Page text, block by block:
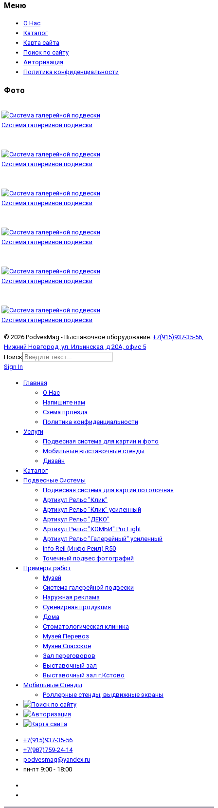
Меню
О Нас
Каталог
Карта сайта
Поиск по сайту
Авторизация
Политика конфиденциальности
Фото
Система галерейной подвески
Система галерейной подвески
Система галерейной подвески
Система галерейной подвески
Система галерейной подвески
Система галерейной подвески
© 2026 PodvesMag - Выставочное оборудование. +7(915)937-35-56,
Нижний Новгород, ул. Ильинская, д 20А, офис 5
Поиск
Sign In
Главная
О Нас
Напишите нам
Схема проезда
Политика конфиденциальности
Услуги
Подвесная система для картин и фото
Мобильные выставочные стенды
Дизайн
Каталог
Подвесные Системы
Подвесная система для картин потолочная
Артикул Рельс "Клик"
Артикул Рельс "Клик" усиленный
Артикул Рельс "ДЕКО"
Артикул Рельс "КОМБИ" Pro Light
Артикул Рельс "Галерейный" усиленный
Info Reil (Инфо Реил) R50
Точечный подвес фотографий
Примеры работ
Музей
Система галерейной подвески
Наружная реклама
Сувенирная продукция
Дома
Стоматологическая клиника
Музей Перевоз
Музей Спасское
Зал переговоров
Выставочный зал
Выставочный зал г.Кстово
Мобильные Стенды
Роллерные стенды, выдвижные экраны
+7(915)937-35-56
+7(987)759-24-14
podvesmag@yandex.ru
пн-пт 9:00 - 18:00